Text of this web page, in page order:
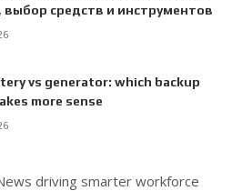
выбор средств и инструментов
vs generator: which backup
more sense
driving smarter workforce